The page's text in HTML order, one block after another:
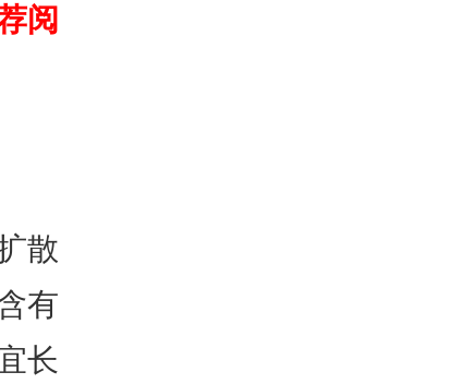
阅
散
有
长